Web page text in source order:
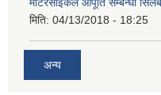
मिति: 04/13/2018 - 18:25
अन्य